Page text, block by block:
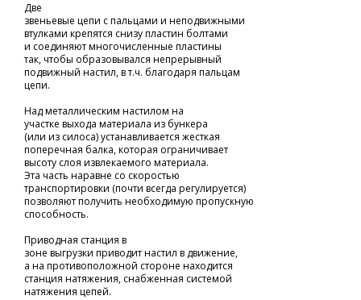
Две
звеньевые цепи с пальцами и неподвижными
втулками крепятся снизу пластин болтами
и соединяют многочисленные пластины
так, чтобы образовывался непрерывный
подвижный настил, в т.ч. благодаря пальцам
цепи.
Над металлическим настилом на
участке выхода материала из бункера
(или из силоса) устанавливается жесткая
поперечная балка, которая ограничивает
высоту слоя извлекаемого материала.
Эта часть наравне со скоростью
транспортировки (почти всегда регулируется)
позволяют получить необходимую пропускную
способность.
Приводная станция в
зоне выгрузки приводит настил в движение,
а на противоположной стороне находится
станция натяжения, снабженная системой
натяжения цепей.